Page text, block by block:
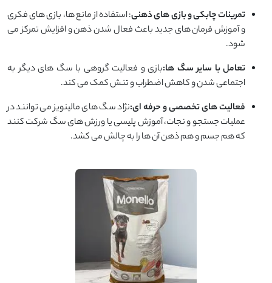
تمرینات چابکی و بازی های ذهنی: استفاده از مانع ها، بازی های فکری
و آموزش فرمان های جدید باعث فعال شدن ذهن و افزایش تمرکز می
شود.
تعامل با سایر سگ ها:بازی و فعالیت گروهی با سگ های دیگر به
اجتماعی شدن و کاهش اضطراب و تنش کمک می کند.
فعالیت های تخصصی و حرفه ای:نژاد سگ های مالینویز می توانند در
عملیات جستجو و نجات، آموزش پلیسی یا ورزش های سگ شرکت کنند
که هم جسم و هم ذهن آن ها را به چالش می کشد.